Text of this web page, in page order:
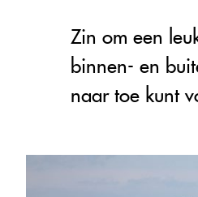
Zin om een
binnen- en
naar toe kunt